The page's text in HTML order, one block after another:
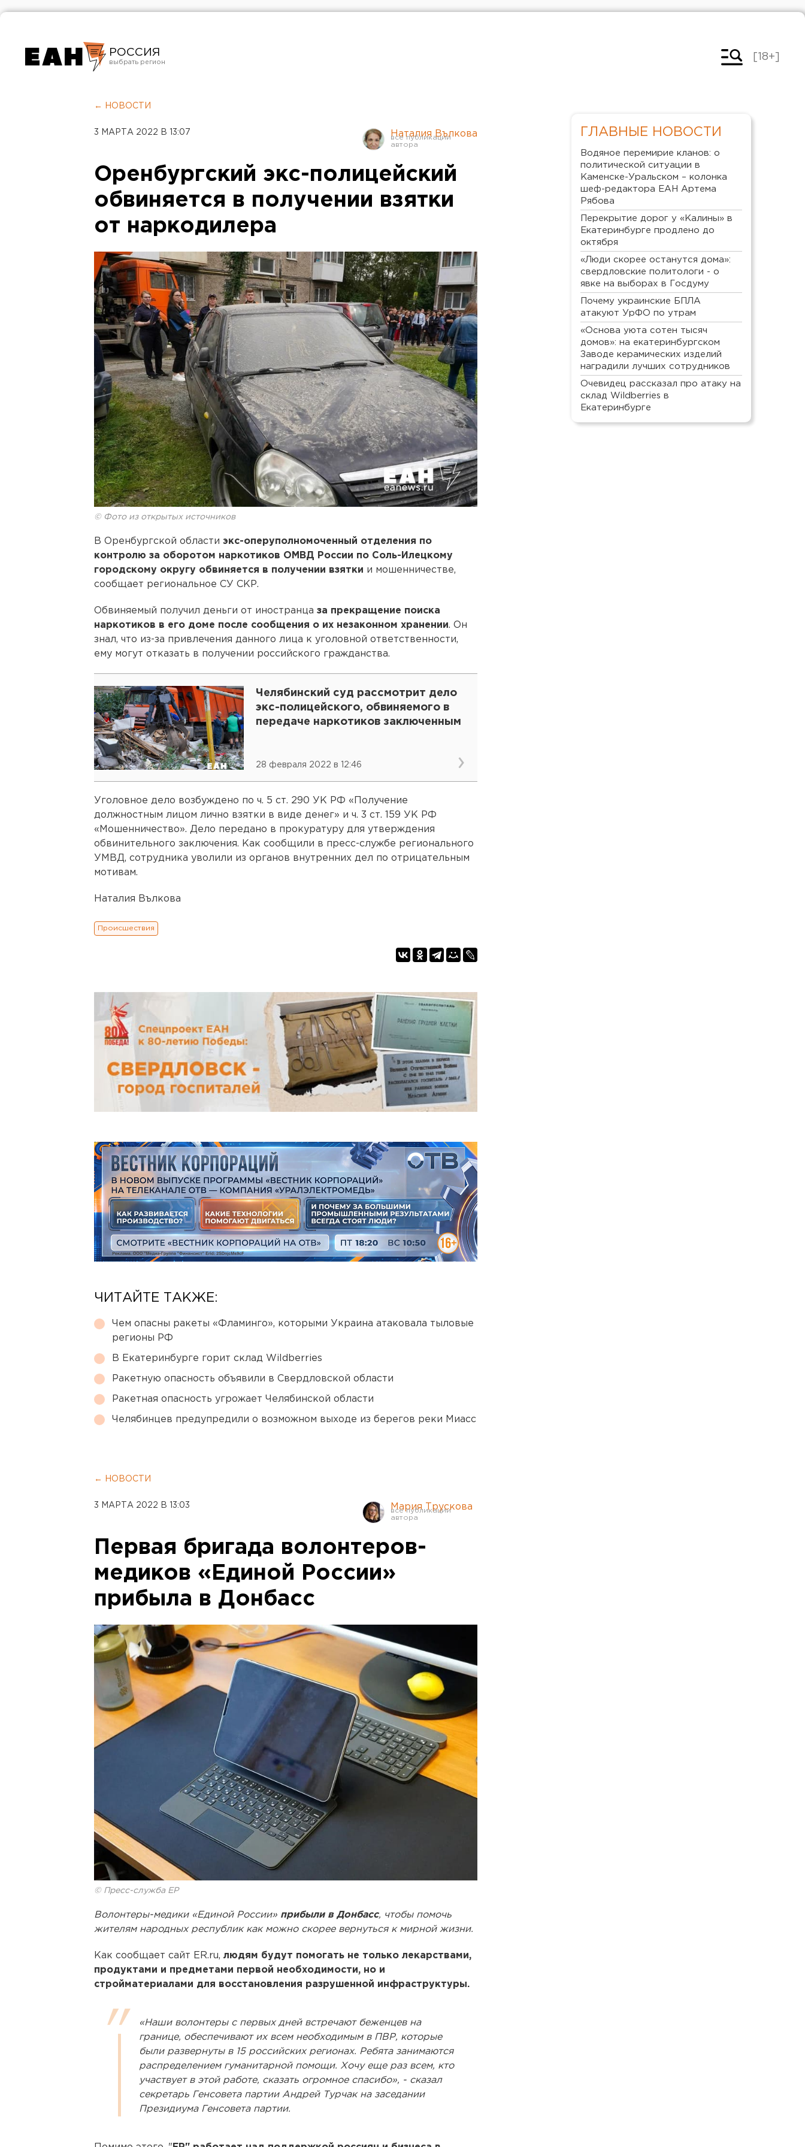
РОССИЯ
Челябинск
[18+]
← НОВОСТИ
3 МАРТА 2022 В 13:07 Наталия Вълкова
Оренбургский экс-полицейский
обвиняется в получении взятки
от наркодилера
© Фото из открытых источников
В Оренбургской области экс-оперуполномоченный отделения по
контролю за оборотом наркотиков ОМВД России по Соль-Илецкому
городскому округу обвиняется в получении взятки и мошенничестве,
сообщает региональное СУ СКР.
Обвиняемый получил деньги от иностранца за прекращение поиска
наркотиков в его доме после сообщения о их незаконном хранении. Он
знал, что из-за привлечения данного лица к уголовной ответственности,
ему могут отказать в получении российского гражданства.
Челябинский суд рассмотрит дело
экс-полицейского, обвиняемого в
передаче наркотиков заключенным
28 февраля 2022 в 12:46
Уголовное дело возбуждено по ч. 5 ст. 290 УК РФ «Получение
должностным лицом лично взятки в виде денег» и ч. 3 ст. 159 УК РФ
«Мошенничество». Дело передано в прокуратуру для утверждения
обвинительного заключения. Как сообщили в пресс-службе регионального
УМВД, сотрудника уволили из органов внутренних дел по отрицательным
мотивам.
Наталия Вълкова
Происшествия
ЧИТАЙТЕ ТАКЖЕ:
Чем опасны ракеты «Фламинго», которыми Украина атаковала тыловые
регионы РФ
В Екатеринбурге горит склад Wildberries
Ракетную опасность объявили в Свердловской области
Ракетная опасность угрожает Челябинской области
Челябинцев предупредили о возможном выходе из берегов реки Миасс
← НОВОСТИ
3 МАРТА 2022 В 13:03 Мария Трускова
Первая бригада волонтеров-
медиков «Единой России»
прибыла в Донбасс
© Пресс-служба ЕР
Волонтеры-медики «Единой России» прибыли в Донбасс, чтобы помочь
жителям народных республик как можно скорее вернуться к мирной жизни.
Как сообщает сайт ER.ru, людям будут помогать не только лекарствами,
продуктами и предметами первой необходимости, но и
стройматериалами для восстановления разрушенной инфраструктуры.
«Наши волонтеры с первых дней встречают беженцев на
границе, обеспечивают их всем необходимым в ПВР, которые
были развернуты в 15 российских регионах. Ребята занимаются
распределением гуманитарной помощи. Хочу еще раз всем, кто
участвует в этой работе, сказать огромное спасибо», - сказал
секретарь Генсовета партии Андрей Турчак на заседании
Президиума Генсовета партии.
ГЛАВНЫЕ НОВОСТИ
Водяное перемирие кланов: о
политической ситуации в
Каменске-Уральском – колонка
шеф-редактора ЕАН Артема
Рябова
Перекрытие дорог у «Калины» в
Екатеринбурге продлено до
октября
«Люди скорее останутся дома»:
свердловские политологи - о
явке на выборах в Госдуму
Почему украинские БПЛА
атакуют УрФО по утрам
«Основа уюта сотен тысяч
домов»: на екатеринбургском
Заводе керамических изделий
наградили лучших сотрудников
Очевидец рассказал про атаку на
склад Wildberries в
Екатеринбурге